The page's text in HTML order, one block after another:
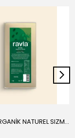
RAVLA ORGANİK NATUREL SIZMA ZEYTİNYAĞI 5L